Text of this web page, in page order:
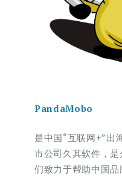
PandaMobo
是中国“互联网+”出
市公司久其软件，
们致力于帮助中国